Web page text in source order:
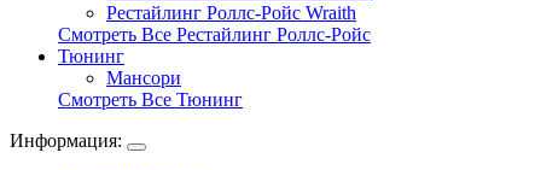
Рестайлинг Роллс-Ройс Wraith
Смотреть Все Рестайлинг Роллс-Ройс
Тюнинг
Мансори
Смотреть Все Тюнинг
Информация: